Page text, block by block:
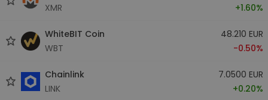
XMR
+1.60%
WhiteBIT Coin
WBT
48.210 EUR
-0.50%
Chainlink
LINK
7.0500 EUR
+0.20%